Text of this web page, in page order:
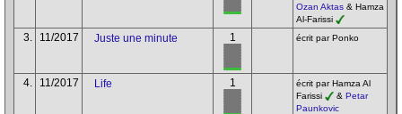
Ozan Aktas & Hamza
Al-Farissi
3. 11/2017 Juste une minute 1 écrit par Ponko
4. 11/2017 Life 1
écrit par Hamza Al
Farissi
& Petar
Paunkovic